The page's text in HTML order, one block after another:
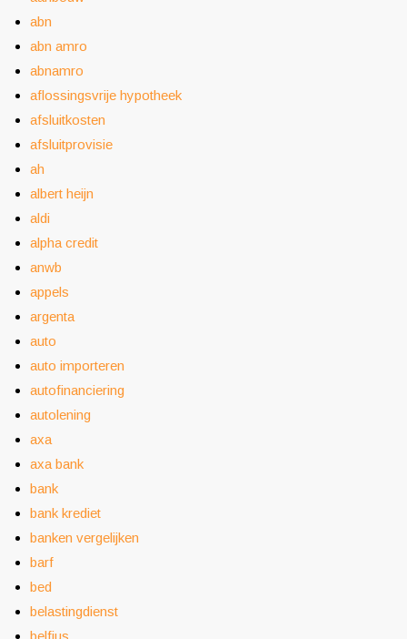
abn
abn amro
abnamro
aflossingsvrije hypotheek
afsluitkosten
afsluitprovisie
ah
albert heijn
aldi
alpha credit
anwb
appels
argenta
auto
auto importeren
autofinanciering
autolening
axa
axa bank
bank
bank krediet
banken vergelijken
barf
bed
belastingdienst
belfius